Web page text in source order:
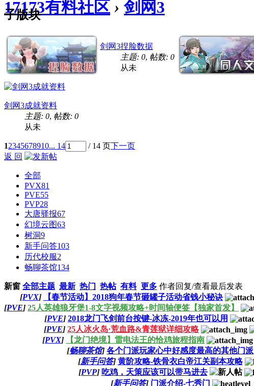
17173有料社区 › 剑网3
子版块
剑网3捏脸数据
主题: 0, 帖数: 0
从未
剑网3成就资料
主题: 0, 帖数: 0
从未
12345678910... 14 / 14 页下一页
返 回
全部
PVX81
PVE55
PVP28
大唐驿报67
幻境云图63
树洞9
新手问答103
历代校服2
畅聊茶馆134
新窗 全部主题 最新 热门 热帖 有料 更多 作者回复/查看最后发表
[PVX] 【春节活动】2018狗年春节砸罐子活动省钱小秘诀
[PVE] 25人英雄狼牙堡1-8文字视频攻略+时间轴便签【独家首发】
[PVE] 2018龙门飞剑前台按键-冰冻-2019年也可以用
[PVE] 25人冰火岛·荒血路&青莲狱详细攻略
[PVX] 【龙门绝境】雷电法王的恰鸡旅程指南
[畅聊茶馆] 各个门派玩家心中好感度最高的其他门派
[新手问答] 黄阶攻略-铁骨衣白帝江关副本攻略
[PVP] 吃鸡，天策应该可以带马进去
[新手问答] 门派介绍-七秀门